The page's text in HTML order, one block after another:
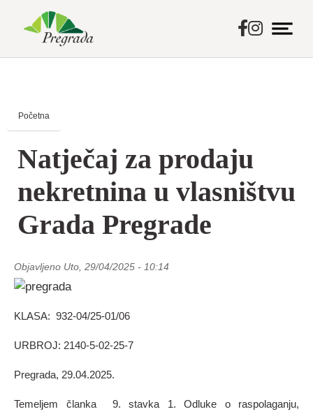
Početna
Natječaj za prodaju
nekretnina u vlasništvu
Grada Pregrade
Objavljeno Uto, 29/04/2025 - 10:14
KLASA: 932-04/25-01/06
URBROJ: 2140-5-02-25-7
Pregrada, 29.04.2025.
Temeljem članka 9. stavka 1. Odluke o raspolaganju,